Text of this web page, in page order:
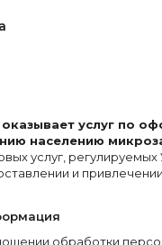
оказывает услуг по
населению
услуг,
и привлечении
обработки